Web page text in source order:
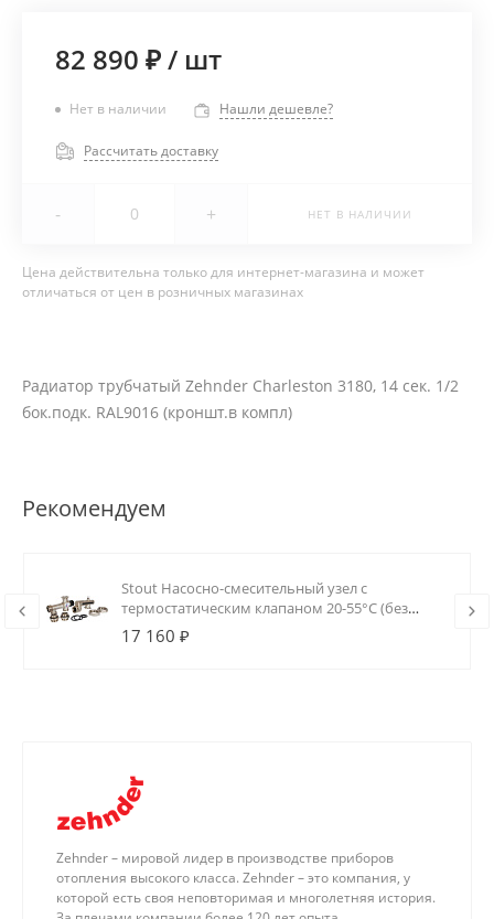
82 890 ₽/ шт
Нет в наличии Нашли дешевле?
Рассчитать доставку
- + НЕТ В НАЛИЧИИ
Цена действительна только для интернет-магазина и может
отличаться от цен в розничных магазинах
Радиатор трубчатый Zehnder Charleston 3180, 14 сек. 1/2
бок.подк. RAL9016 (кроншт.в компл)
Рекомендуем
Stout Насосно-смесительный узел с
термостатическим клапаном 20-55°C (без
насоса)
17 160 ₽
Zehnder – мировой лидер в производстве приборов
отопления высокого класса. Zehnder – это компания, у
которой есть своя неповторимая и многолетняя история.